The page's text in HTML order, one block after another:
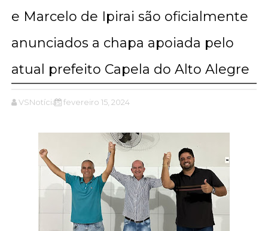
e Marcelo de Ipirai são oficialmente
anunciados a chapa apoiada pelo
atual prefeito Capela do Alto Alegre
VSNotícias fevereiro 15, 2024